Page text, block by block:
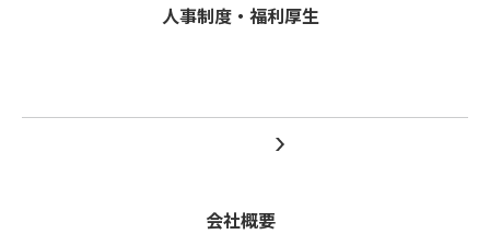
人事制度・福利厚生
会社概要